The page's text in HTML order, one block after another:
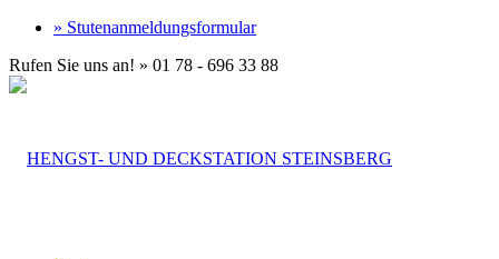
» Stutenanmeldungsformular
Rufen Sie uns an! » 01 78 - 696 33 88